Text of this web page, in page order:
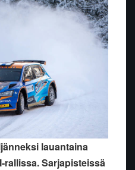
lauantaina
rallissa. Sarjapisteissä